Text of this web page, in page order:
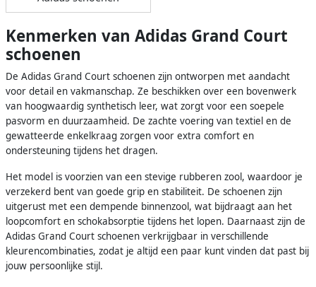
Kenmerken van Adidas Grand Court
schoenen
De Adidas Grand Court schoenen zijn ontworpen met aandacht
voor detail en vakmanschap. Ze beschikken over een bovenwerk
van hoogwaardig synthetisch leer, wat zorgt voor een soepele
pasvorm en duurzaamheid. De zachte voering van textiel en de
gewatteerde enkelkraag zorgen voor extra comfort en
ondersteuning tijdens het dragen.
Het model is voorzien van een stevige rubberen zool, waardoor je
verzekerd bent van goede grip en stabiliteit. De schoenen zijn
uitgerust met een dempende binnenzool, wat bijdraagt aan het
loopcomfort en schokabsorptie tijdens het lopen. Daarnaast zijn de
Adidas Grand Court schoenen verkrijgbaar in verschillende
kleurencombinaties, zodat je altijd een paar kunt vinden dat past bij
jouw persoonlijke stijl.